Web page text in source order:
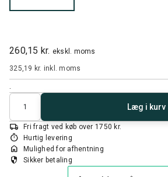
260,15 kr. ekskl. moms
325,19 kr. inkl. moms
Antal
Læg i kurv
local_shipping Fri fragt ved køb over 1750 kr.
timer Hurtig levering
home Mulighed for afhentning
security Sikker betaling